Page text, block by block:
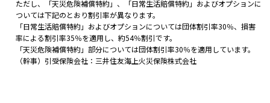
ただし、「天災危険補償特約」、「日常生活賠償特約」およびオプションに
ついては下記のとおり割引率が異なります。
「日常生活賠償特約」およびオプションについては団体割引率30％、損害
率による割引率35％を適用し、約54％割引です。
「天災危険補償特約」部分については団体割引率30％を適用しています。
（幹事）引受保険会社：三井住友海上火災保険株式会社